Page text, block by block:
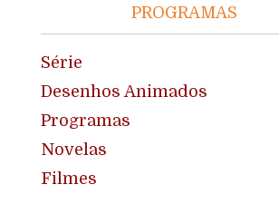
PROGRAMAS
Série
Desenhos Animados
Programas
Novelas
Filmes